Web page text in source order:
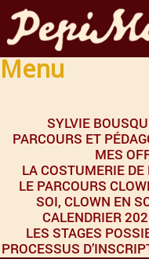
Menu
SYLVIE
PARCOURS ET
MES
LA COSTUMERIE DE
LE PARCOURS
SOI, CLOWN EN
CALENDRIER
LES STAGES
PROCESSUS